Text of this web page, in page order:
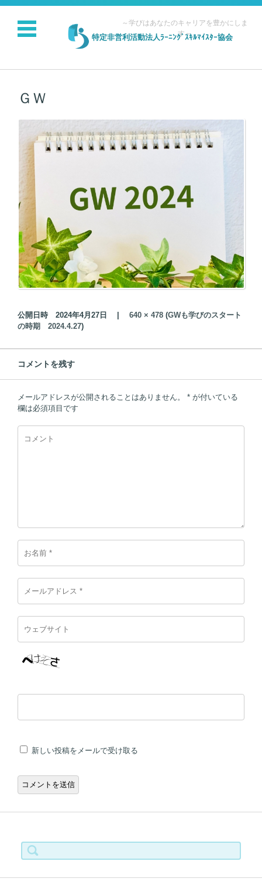
特定非営利活動法人ﾗｰﾆﾝｸﾞｽｷﾙﾏｲｽﾀｰ協会
～学びはあなたのキャリアを豊かにしま
す～
コンテンツに移動
ＧＷ
公開日時 2024年4月27日 640 × 478 (GWも学びのスタート
の時期 2024.4.27)
コメントを残す
メールアドレスが公開されることはありません。 * が付いている
欄は必須項目です
新しい投稿をメールで受け取る
索: